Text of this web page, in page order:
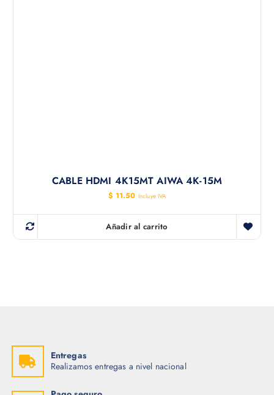
CABLE HDMI 4K15MT AIWA 4K-15M
$ 11.50 Incluye IVA
Añadir al carrito
Entregas
Realizamos entregas a nivel nacional